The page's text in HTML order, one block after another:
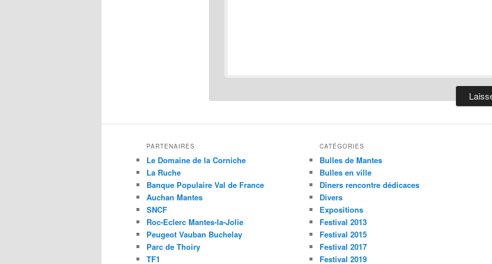
PARTENAIRES
Le Domaine de la Corniche
La Ruche
Banque Populaire Val de France
Auchan Mantes
SNCF
Roc-Eclerc Mantes-la-Jolie
Peugeot Vauban Buchelay
Parc de Thoiry
TF1
CATÉGORIES
Bulles de Mantes
Bulles en ville
Dîners rencontre dédicaces
Divers
Expositions
Festival 2013
Festival 2015
Festival 2017
Festival 2019